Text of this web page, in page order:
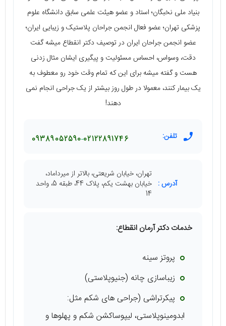
بنیاد ملی نخبگان؛ استاد و عضو هیئت علمی سابق دانشگاه علوم
پزشکی تهران؛ عضو فعال انجمن جراحان پلاستیک و زیبایی ایران؛
عضو انجمن جراحان ایران در توصیف دکتر انقطاع میشه گفت
دقت، وسواس، احساس مسئولیت و پیگیری ایشان مثال زدنی
هست و گفته میشه برای این که تمام وقت خود رو معطوف به
یک بیمار کنند، معمولا در طول روز بیشتر از یک جراحی انجام نمی
دهند!
تلفن: 02122891746
09389052590
آدرس :
تهران، خیابان شریعتی، بالاتر از میرداماد،
خیابان بهشت یکم، پلاک 44، طبقه 5، واحد
14
خدمات دکتر آرمان انقطاع:
پروتز سینه
زیباسازی چانه (جنیوپلاستی)
پیکرتراشی (جراحی های شکم مثل:
ابدومینوپلاستی، لیپوساکشن شکم و پهلوها و